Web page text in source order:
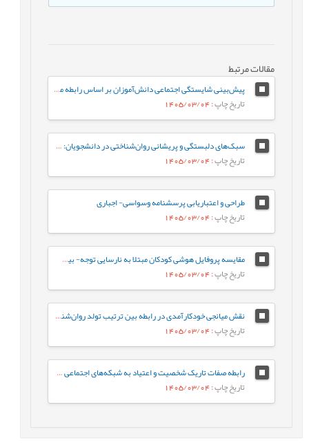
مقالات مرتبط
پیش‌بینی شایستگی اجتماعی دانش‌آموزان بر اساس رابطه معلم-دانش‌آموز و احساس تعلق به مدرسه: نقش واسطه‌ای تنظیم رفتاری هیجان
تاریخ چاپ: 1405/03/04
سبک‌های دلبستگی و پریشانی روان‌شناختی در دانشجویان: نقش واسطه‌ای تنظیم هیجان بین فردی
تاریخ چاپ: 1405/03/04
طراحی و اعتباریابی پرسشنامه وسواسی- اجباری
تاریخ چاپ: 1405/03/04
مقایسه پروفایل هوشی کودکان مبتلا به نارسایی توجه- بیش‌فعالی با کودکان عادی براساس شاخص‌های جانبی و مکمل آزمون WISC-V
تاریخ چاپ: 1405/03/04
نقش میانجی خودکارآمدی در رابطه‌ بین ترتیب تولد روان‌شناختی و جوخانواده با رفتارهای جامعه پسند در دانشجویان
تاریخ چاپ: 1405/03/04
رابطه صفات تاریک شخصیت و اعتیاد به شبکه‌های اجتماعی مجازی با نقش میانجی سبک‌های مقابله‌ای
تاریخ چاپ: 1405/03/04